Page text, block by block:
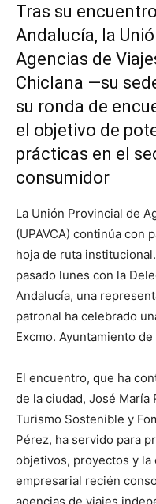
Tras su
Andalucía, la
Agencias de
Chiclana —su
su ronda de
el objetivo de
prácticas en el
consumidor
La Unión Provincial de
(UPAVCA) continúa con
hoja de ruta
pasado lunes con la
Andalucía, una
patronal ha celebrado
Excmo. Ayuntamiento
El encuentro, que ha
de la ciudad, José María
Turismo Sostenible y
Pérez, ha servido para
objetivos, proyectos y
empresarial recién
agencias de viajes